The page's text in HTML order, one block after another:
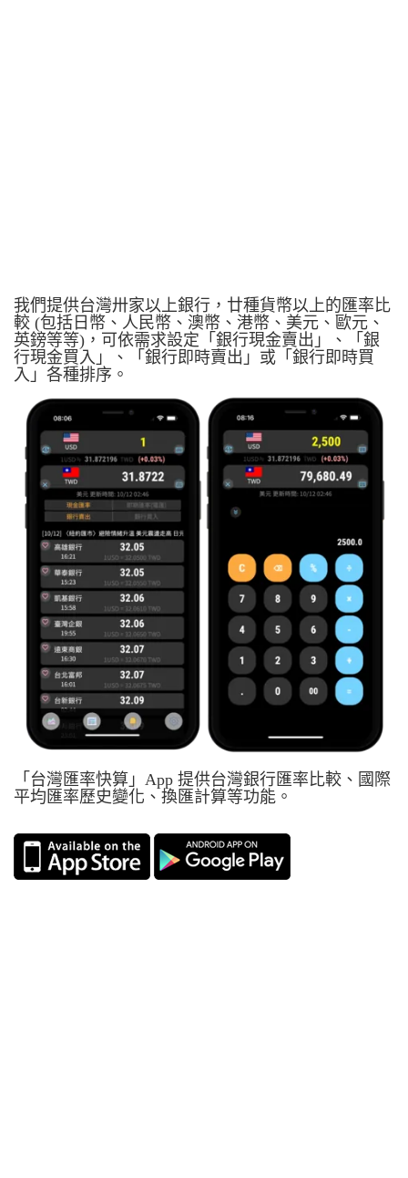
我們提供台灣卅家以上銀行，廿種貨幣以上的匯率比
較 (包括日幣、人民幣、澳幣、港幣、美元、歐元、
英鎊等等)，可依需求設定「銀行現金賣出」、「銀
行現金買入」、「銀行即時賣出」或「銀行即時買
入」各種排序。
「台灣匯率快算」App 提供台灣銀行匯率比較、國際
平均匯率歷史變化、換匯計算等功能。